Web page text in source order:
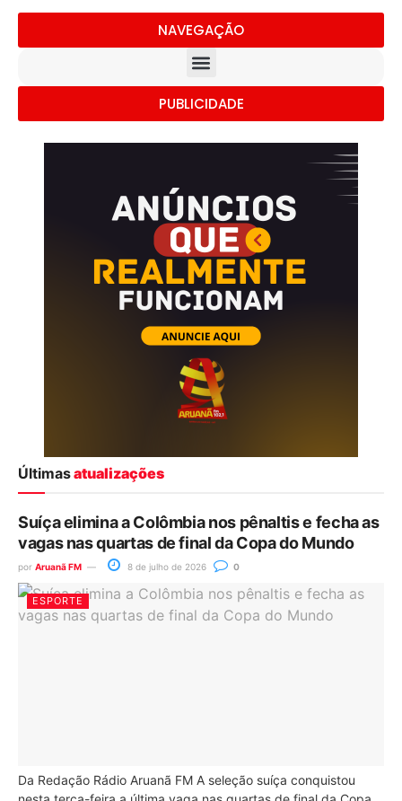
NAVEGAÇÃO
PUBLICIDADE
Últimasatualizações
Suíça elimina a Colômbia nos pênaltis e fecha as
vagas nas quartas de final da Copa do Mundo
por Aruanã FM 8 de julho de 2026 0
ESPORTE
Da Redação Rádio Aruanã FM A seleção suíça conquistou